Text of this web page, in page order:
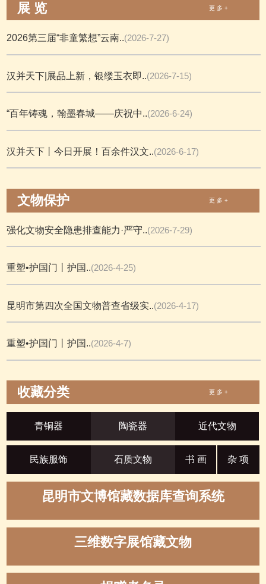
展 览 更 多 +
2026第三届“非童繁想”云南..(2026-7-27)
汉并天下|展品上新，银缕玉衣即..(2026-7-15)
“百年铸魂，翰墨春城——庆祝中..(2026-6-24)
汉并天下丨今日开展！百余件汉文..(2026-6-17)
文物保护 更 多 +
强化文物安全隐患排查能力·严守..(2026-7-29)
重塑•护国门丨护国..(2026-4-25)
昆明市第四次全国文物普查省级实..(2026-4-17)
重塑•护国门丨护国..(2026-4-7)
收藏分类 更 多 +
青铜器 陶瓷器 近代文物
民族服饰 石质文物 书 画 杂 项
昆明市文博馆藏数据库查询系统
三维数字展馆藏文物